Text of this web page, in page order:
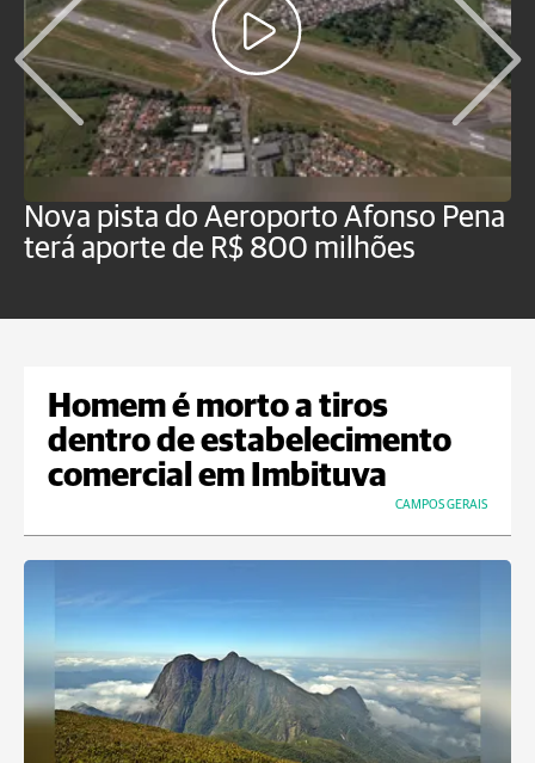
Nova pista do Aeroporto Afonso Pena
terá aporte de R$ 800 milhões
Homem é morto a tiros
dentro de estabelecimento
comercial em Imbituva
CAMPOS GERAIS